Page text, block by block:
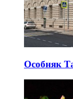
Особняк